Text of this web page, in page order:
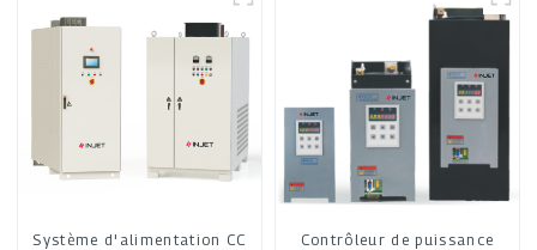
Système d'alimentation CC
Contrôleur de puissance